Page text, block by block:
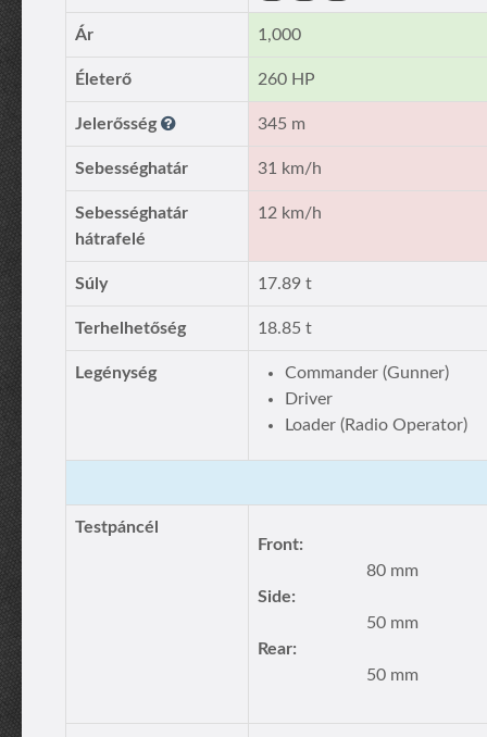
Ár 1,000
Életerő 260 HP
Jelerősség 345 m
Sebességhatár 31 km/h
Sebességhatár
hátrafelé
12 km/h
Súly 17.89 t
Terhelhetőség 18.85 t
Legénység
Commander (Gunner)
Driver
Loader (Radio Operator)
Testpáncél
Front:
80 mm
Side:
50 mm
Rear:
50 mm